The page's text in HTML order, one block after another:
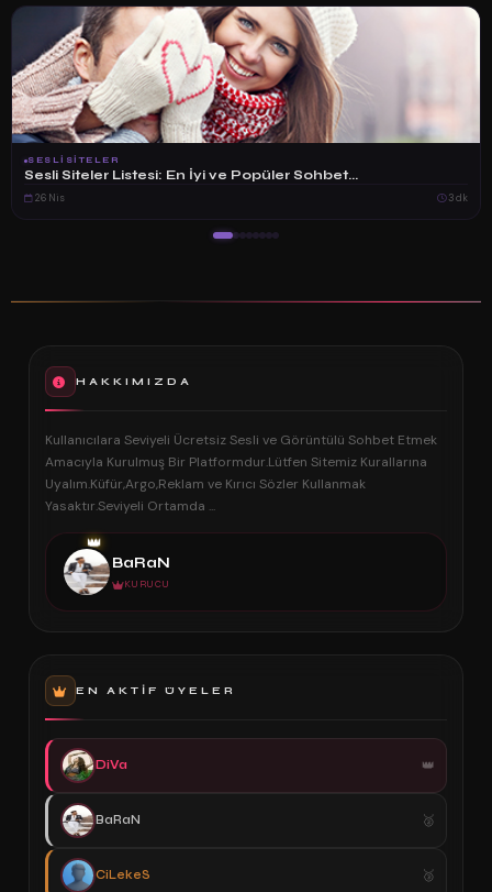
SESLISITELER
Sesli Siteler Listesi: En İyi ve Popüler Sohbet...
26 Nis 3 dk
HAKKIMIZDA
Kullanıcılara Seviyeli Ücretsiz Sesli ve Görüntülü Sohbet Etmek
Amacıyla Kurulmuş Bir Platformdur.Lütfen Sitemiz Kurallarına
Uyalım.Küfür,Argo,Reklam ve Kırıcı Sözler Kullanmak
Yasaktır.Seviyeli Ortamda ...
👑
BaRaN
KURUCU
EN AKTIF ÜYELER
DiVa
BaRaN
CiLekeS